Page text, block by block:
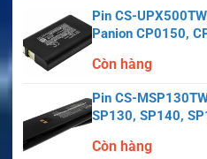
Pin CS-
Panion CP0150,
Còn hàng
Pin CS-
SP130, SP140,
Còn hàng